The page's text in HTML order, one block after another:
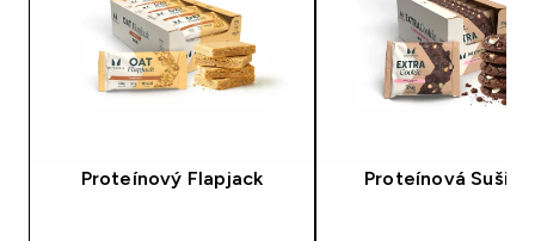
Proteínový Flapjack Proteínová